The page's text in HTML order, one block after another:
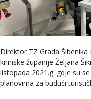
Direktor TZ Grada
kninske županije Željana
listopada 2021.g. gdje su
planovima za budući